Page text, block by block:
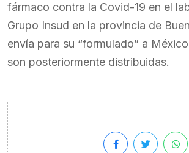
fármaco contra la Covid-19 en el
Grupo Insud en la provincia de
envía para su “formulado” a
son posteriormente distribuidas.